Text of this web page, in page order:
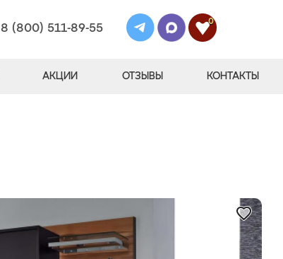
8 (800) 511-89-55
0
АКЦИИ ОТЗЫВЫ КОНТАКТЫ